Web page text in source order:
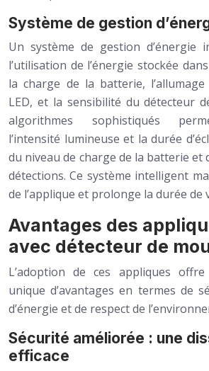
Système de gestion
Un système de gestion d’énergie
l’utilisation de l’énergie stockée
la charge de la batterie,
LED, et la sensibilité du détecteur
algorithmes sophistiqués
l’intensité lumineuse et la durée
du niveau de charge de la batterie et
détections. Ce système intelligent
de l’applique et prolonge la durée de
Avantages des
avec détecteur de
L’adoption de ces appliques
unique d’avantages en termes de
d’énergie et de respect de
Sécurité améliorée : une
efficace